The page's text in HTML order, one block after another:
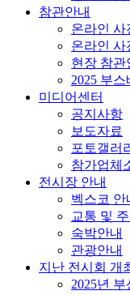
참관안내
온라인 사
온라인 사
현장 참관
2025 부
미디어센터
공지사항
보도자료
포토갤러
참가업체
전시장 안내
벡스코 안
교통 및
숙박안내
관광안내
지난 전시회 개
2025년